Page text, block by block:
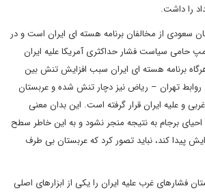
را داشت.
سعودی از مخالفان برنامه هسته ای ایران است و در
حامی سیاست فشار حداکثری آمریکا علیه ایران
برنامه هسته ای ایران سبب افزایش تنش بین
تهران – ریاض نیز دچار تنش شده و عربستان
و علیه ایران قرار گرفته است. این بدان معنی
برجام به نتیجه منجر نشود و به این خاطر سطح
پیدا کند، نباید تصور کرد که عربستان بی طرف
فشارهای غرب علیه ایران را یکی از ابزارهای اصلی